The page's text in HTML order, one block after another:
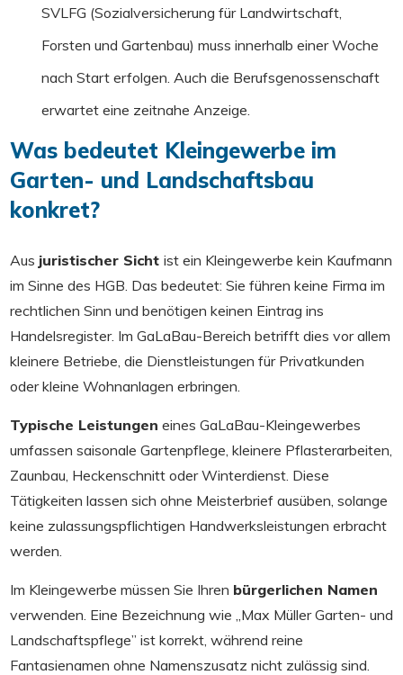
SVLFG (Sozialversicherung für Landwirtschaft,
Forsten und Gartenbau) muss innerhalb einer Woche
nach Start erfolgen. Auch die Berufsgenossenschaft
erwartet eine zeitnahe Anzeige.
Was bedeutet Kleingewerbe im
Garten- und Landschaftsbau
konkret?
Aus juristischer Sicht ist ein Kleingewerbe kein Kaufmann
im Sinne des HGB. Das bedeutet: Sie führen keine Firma im
rechtlichen Sinn und benötigen keinen Eintrag ins
Handelsregister. Im GaLaBau-Bereich betrifft dies vor allem
kleinere Betriebe, die Dienstleistungen für Privatkunden
oder kleine Wohnanlagen erbringen.
Typische Leistungen eines GaLaBau-Kleingewerbes
umfassen saisonale Gartenpflege, kleinere Pflasterarbeiten,
Zaunbau, Heckenschnitt oder Winterdienst. Diese
Tätigkeiten lassen sich ohne Meisterbrief ausüben, solange
keine zulassungspflichtigen Handwerksleistungen erbracht
werden.
Im Kleingewerbe müssen Sie Ihren bürgerlichen Namen
verwenden. Eine Bezeichnung wie „Max Müller Garten- und
Landschaftspflege” ist korrekt, während reine
Fantasienamen ohne Namenszusatz nicht zulässig sind.